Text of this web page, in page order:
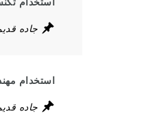
استخدام
جاده
استخدام
جاده